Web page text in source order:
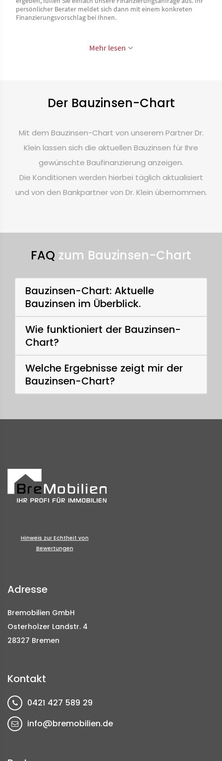
Der Bauzinsen-Chart
Mit dem Bauzinsen-Chart von unserem Partner Dr.
Klein lassen sich die aktuellen Bauzinsen für Ihre
gewünschte Baufinanzierung anzeigen.
Die Konditionen werden hierbei täglich aktualisiert
und von den Bankpartner von Dr. Klein übernommen.
FAQ zum Bauzinsen-Chart
Bauzinsen-Chart: Aktuelle
Bauzinsen im Überblick.
Wie funktioniert der Bauzinsen-
Chart?
Welche Ergebnisse zeigt mir der
Bauzinsen-Chart?
Hinweis zur Echtheit von
Bewertungen
Adresse
Bremobilien GmbH
Osterholzer Landstr. 4
28327 Bremen
Kontakt
0421 427 589 29
info@bremobilien.de